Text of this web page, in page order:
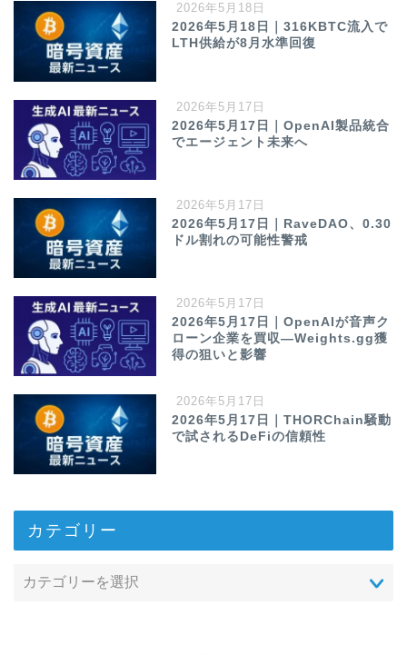
2026年5月18日
2026年5月18日｜316KBTC流入で
LTH供給が8月水準回復
2026年5月17日
2026年5月17日｜OpenAI製品統合
でエージェント未来へ
2026年5月17日
2026年5月17日｜RaveDAO、0.30
ドル割れの可能性警戒
2026年5月17日
2026年5月17日｜OpenAIが音声ク
ローン企業を買収—Weights.gg獲
得の狙いと影響
2026年5月17日
2026年5月17日｜THORChain騒動
で試されるDeFiの信頼性
カテゴリー